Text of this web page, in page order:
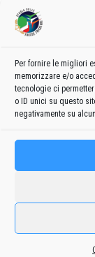
Per fornire le migliori
memorizzare e/o
tecnologie ci
o ID unici su questo
negativamente su